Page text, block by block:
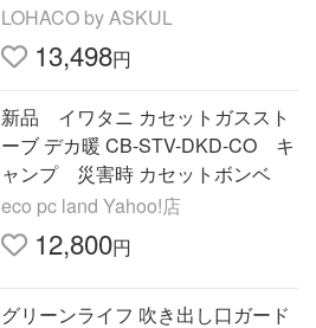
LOHACO by ASKUL
13,498円
新品 イワタニ カセットガススト
ーブ デカ暖 CB-STV-DKD-CO キ
ャンプ 災害時 カセットボンベ
eco pc land Yahoo!店
12,800円
グリーンライフ 吹き出し口ガード